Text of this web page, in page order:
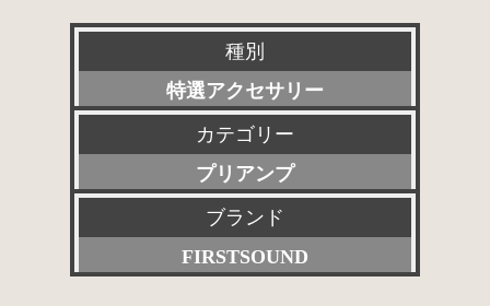
種別
特選アクセサリー
新品
委託販売品
特価品
その他委託販売品
カテゴリー
プリアンプ
すべて
パワーアンプ
ブランド
FIRSTSOUND